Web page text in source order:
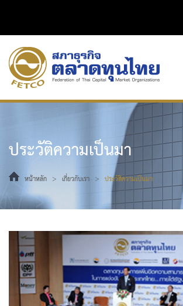
ประวัติความเป็นมา
หน้าหลัก > เกี่ยวกับเรา > ประวัติความเป็นมา